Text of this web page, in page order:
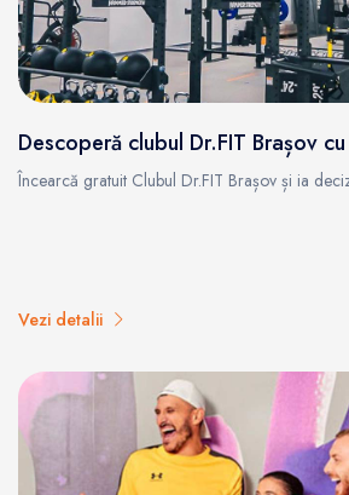
Descoperă clubul Dr.FIT Brașov
Încearcă gratuit Clubul Dr.FIT Brașov și ia
Vezi detalii